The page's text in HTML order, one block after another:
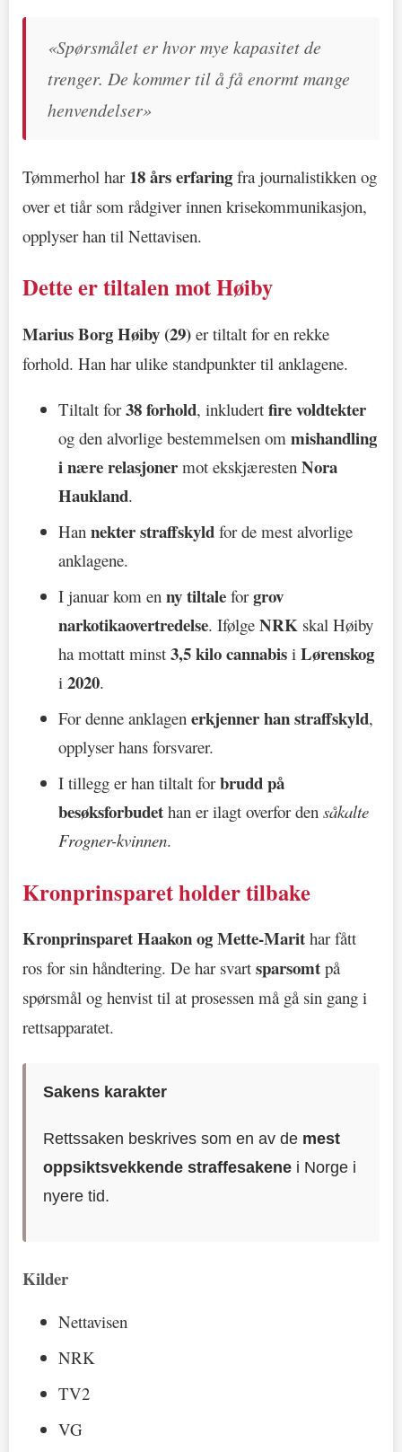
«Spørsmålet er hvor mye kapasitet de
trenger. De kommer til å få enormt mange
henvendelser»
Tømmerhol har 18 års erfaring fra journalistikken og
over et tiår som rådgiver innen krisekommunikasjon,
opplyser han til Nettavisen.
Dette er tiltalen mot Høiby
Marius Borg Høiby (29) er tiltalt for en rekke
forhold. Han har ulike standpunkter til anklagene.
Tiltalt for38 forhold, inkludert fire voldtekter
og den alvorlige bestemmelsen om mishandling
i nære relasjoner mot ekskjæresten Nora
Haukland.
Han nekter straffskyld for de mest alvorlige
anklagene.
I januar kom en ny tiltale forgrov
narkotikaovertredelse. Ifølge NRK skal Høiby
ha mottatt minst 3,5 kilo cannabis i Lørenskog
i 2020.
For denne anklagen erkjenner han straffskyld,
opplyser hans forsvarer.
I tillegg er han tiltalt forbrudd på
besøksforbudet han er ilagt overfor den såkalte
Frogner-kvinnen.
Kronprinsparet holder tilbake
Kronprinsparet Haakon og Mette-Marit har fått
ros for sin håndtering. De har svart sparsomt på
spørsmål og henvist til at prosessen må gå sin gang i
rettsapparatet.
Sakens karakter
Rettssaken beskrives som en av de mest
oppsiktsvekkende straffesakene i Norge i
nyere tid.
Kilder
Nettavisen
NRK
TV2
VG